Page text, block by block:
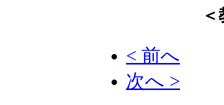
< 前へ
次へ >